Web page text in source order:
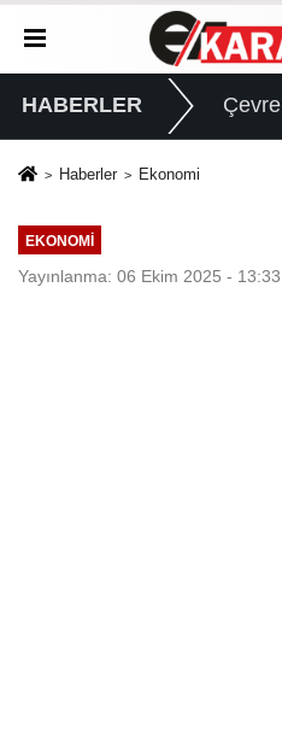
HABERLER Çevre
Haberler Ekonomi
EKONOMI
Yayınlanma: 06 Ekim 2025 - 13:33